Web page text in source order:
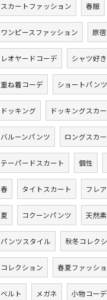
スカートファッション 春服
ワンピースファッション 原宿
レオヤードコーデ シャツ好き
重ね着コーデ ショートパンツ
ドッキング ドッキングスカ
バルーンパンツ ロングスカ
テーパードスカート 個性
春 タイトスカート フレ
夏 コクーンパンツ 天然
パンツスタイル 秋冬コレク
コレクション 春夏ファッシ
ベルト メガネ 小物コーデ